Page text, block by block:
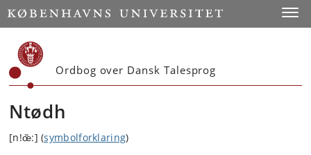
Start
Ordbog over Dansk Talesprog
Ntødh
[n!œ̃:] (symbolforklaring)